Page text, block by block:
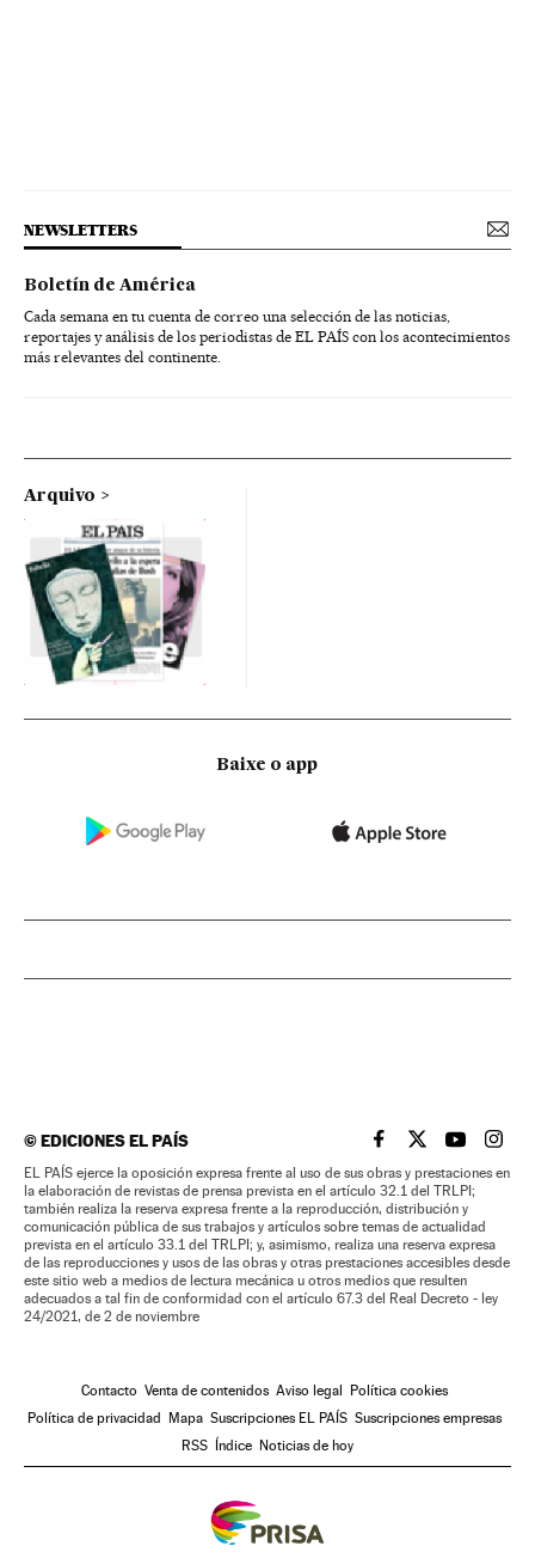
NEWSLETTERS
Boletín de América
Cada semana en tu cuenta de correo una selección de las noticias,
reportajes y análisis de los periodistas de EL PAÍS con los acontecimientos
más relevantes del continente.
Arquivo
Baixe o app
©EDICIONES EL PAÍS EL PAÍS BRASIL EN
EL PAÍSEL PAÍS
EL
EL PAÍS ejerce la oposición expresa frente al uso de sus obras y prestaciones en
la elaboración de revistas de prensa prevista en el artículo 32.1 del TRLPI;
también realiza la reserva expresa frente a la reproducción, distribución y
comunicación pública de sus trabajos y artículos sobre temas de actualidad
prevista en el artículo 33.1 del TRLPI; y, asimismo, realiza una reserva expresa
de las reproducciones y usos de las obras y otras prestaciones accesibles desde
este sitio web a medios de lectura mecánica u otros medios que resulten
adecuados a tal fin de conformidad con el artículo 67.3 del Real Decreto - ley
24/2021, de 2 de noviembre
Contacto Venta de contenidos Aviso legal Política cookies
Política de privacidad Mapa Suscripciones EL PAÍS Suscripciones empresas
RSS Índice Noticias de hoy